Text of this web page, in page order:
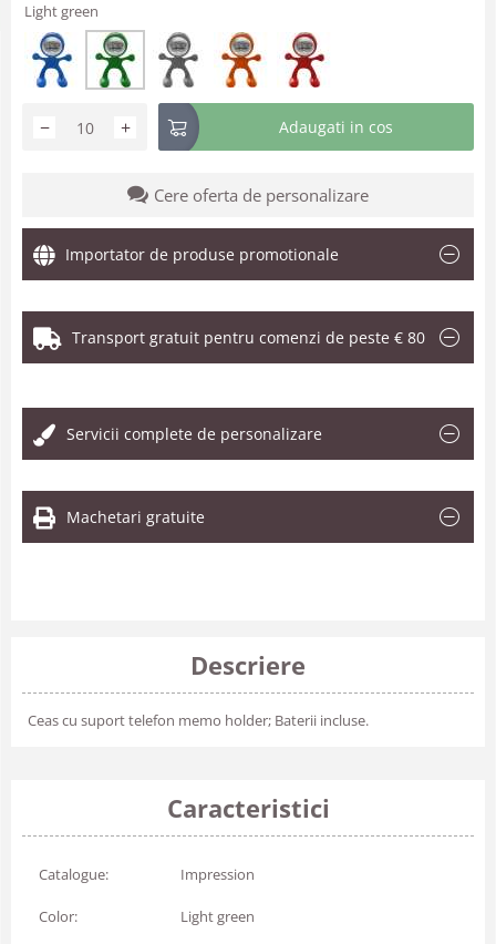
Light green
+
− Adaugati in cos
Cere oferta de personalizare
Importator de produse promotionale
Transport gratuit pentru comenzi de peste € 80
Servicii complete de personalizare
Machetari gratuite
Descriere
Ceas cu suport telefon memo holder; Baterii incluse.
Caracteristici
Catalogue: Impression
Color: Light green